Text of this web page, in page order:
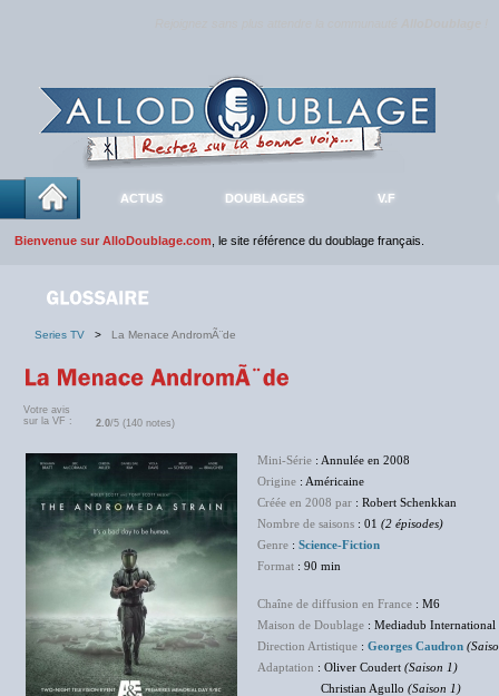
ACTUS DOUBLAGES V.F
Bienvenue sur AlloDoublage.com , le site référence du doublage français.
Series TV > La Menace AndromÃ¨de
Votre avis
sur la VF :
2.0/5 (140 notes)
Mini-Série : Annulée en 2008
Origine : Américaine
Créée en 2008 par : Robert Schenkkan
Nombre de saisons : 01 (2 épisodes)
Genre : Science-Fiction
Format : 90 min
Chaîne de diffusion en France : M6
Maison de Doublage : Mediadub International
Direction Artistique : Georges Caudron
Adaptation : Oliver Coudert (Saison 1)
Christian Agullo (Saison 1)